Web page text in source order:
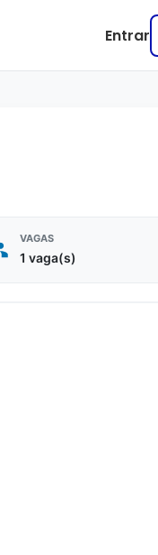
Entrar
VAGAS
1 vaga(s)